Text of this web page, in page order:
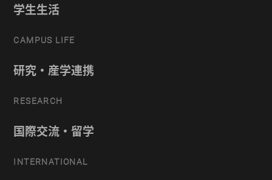
学生生活
CAMPUS LIFE
研究・産学連携
RESEARCH
国際交流・留学
INTERNATIONAL